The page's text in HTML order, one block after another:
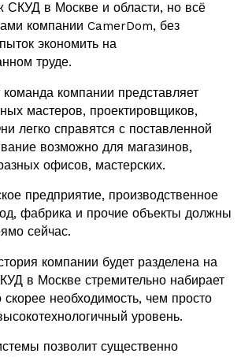
СКУД в Москве и области, но всё
компании CamerDom, без
экономить на
труде.
компании представляет
мастеров, проектировщиков,
легко справятся с поставленной
возможно для магазинов,
офисов, мастерских.
предприятие, производственное
фабрика и прочие объекты должны
сейчас.
компании будет разделена на
в Москве стремительно набирает
скорее необходимость, чем просто
уровень.
позволит существенно